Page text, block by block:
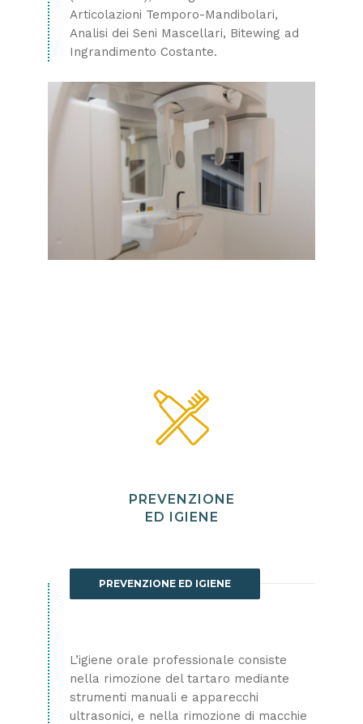
Articolazioni Temporo­-Mandibolari,
Analisi dei Seni Mascellari, Bitewing ad
Ingrandimento Costante.
PREVENZIONE
ED IGIENE
PREVENZIONE ED IGIENE
L’igiene orale professionale consiste
nella rimozione del tartaro mediante
strumenti manuali e apparecchi
ultrasonici, e nella rimozione di macchie